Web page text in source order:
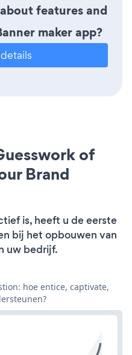
features and
maker app?
of
Brand
is, heeft u de eerste
bij het opbouwen van
uw bedrijf.
hoe entice, captivate,